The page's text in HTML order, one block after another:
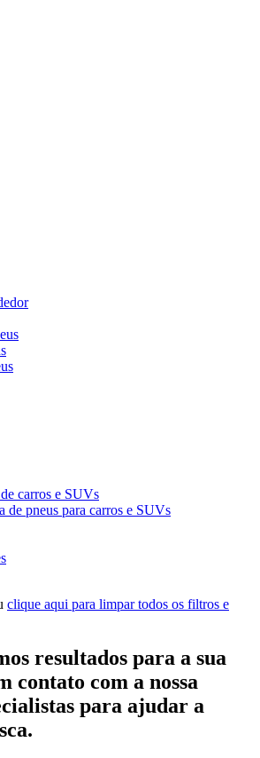
carros e SUVs
de pneus para carros e SUVs
clique aqui para limpar todos os filtros e
resultados para a sua
contato com a nossa
para ajudar a